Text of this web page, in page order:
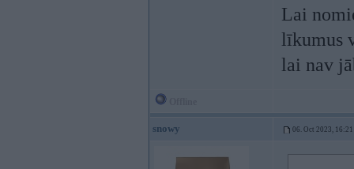
Lai
līkumus
lai nav
snowy 06. Oct 2023, 16:21